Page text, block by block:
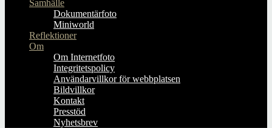
Samhälle
Dokumentärfoto
Miniworld
Reflektioner
Om
Om Internetfoto
Integritetspolicy
Användarvillkor för webbplatsen
Bildvillkor
Kontakt
Presstöd
Nyhetsbrev